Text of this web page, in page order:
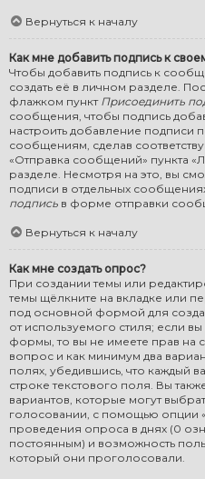
Вернуться к началу
Как мне добавить подпись к
Чтобы добавить подпись к
создать её в личном разделе.
флажком пункт Присоединить
сообщения, чтобы подпись
настроить добавление подписи
сообщениям, сделав
«Отправка сообщений» пункта
разделе. Несмотря на это, вы
подписи в отдельных
подпись в форме отправки
Вернуться к началу
Как мне создать опрос?
При создании темы или
темы щёлкните на вкладке или
под основной формой для
от используемого стиля; если
формы, то вы не имеете прав на
вопрос и как минимум два
полях, убедившись, что каждый
строке текстового поля. Вы
вариантов, которые могут
голосовании, с помощью опции
проведения опроса в днях (0
постоянным) и возможность
который они проголосовали.